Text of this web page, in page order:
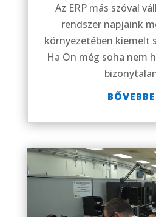
Az ERP más szóval
rendszer napjaink
környezetében kiemelt
Ha Ön még soha nem